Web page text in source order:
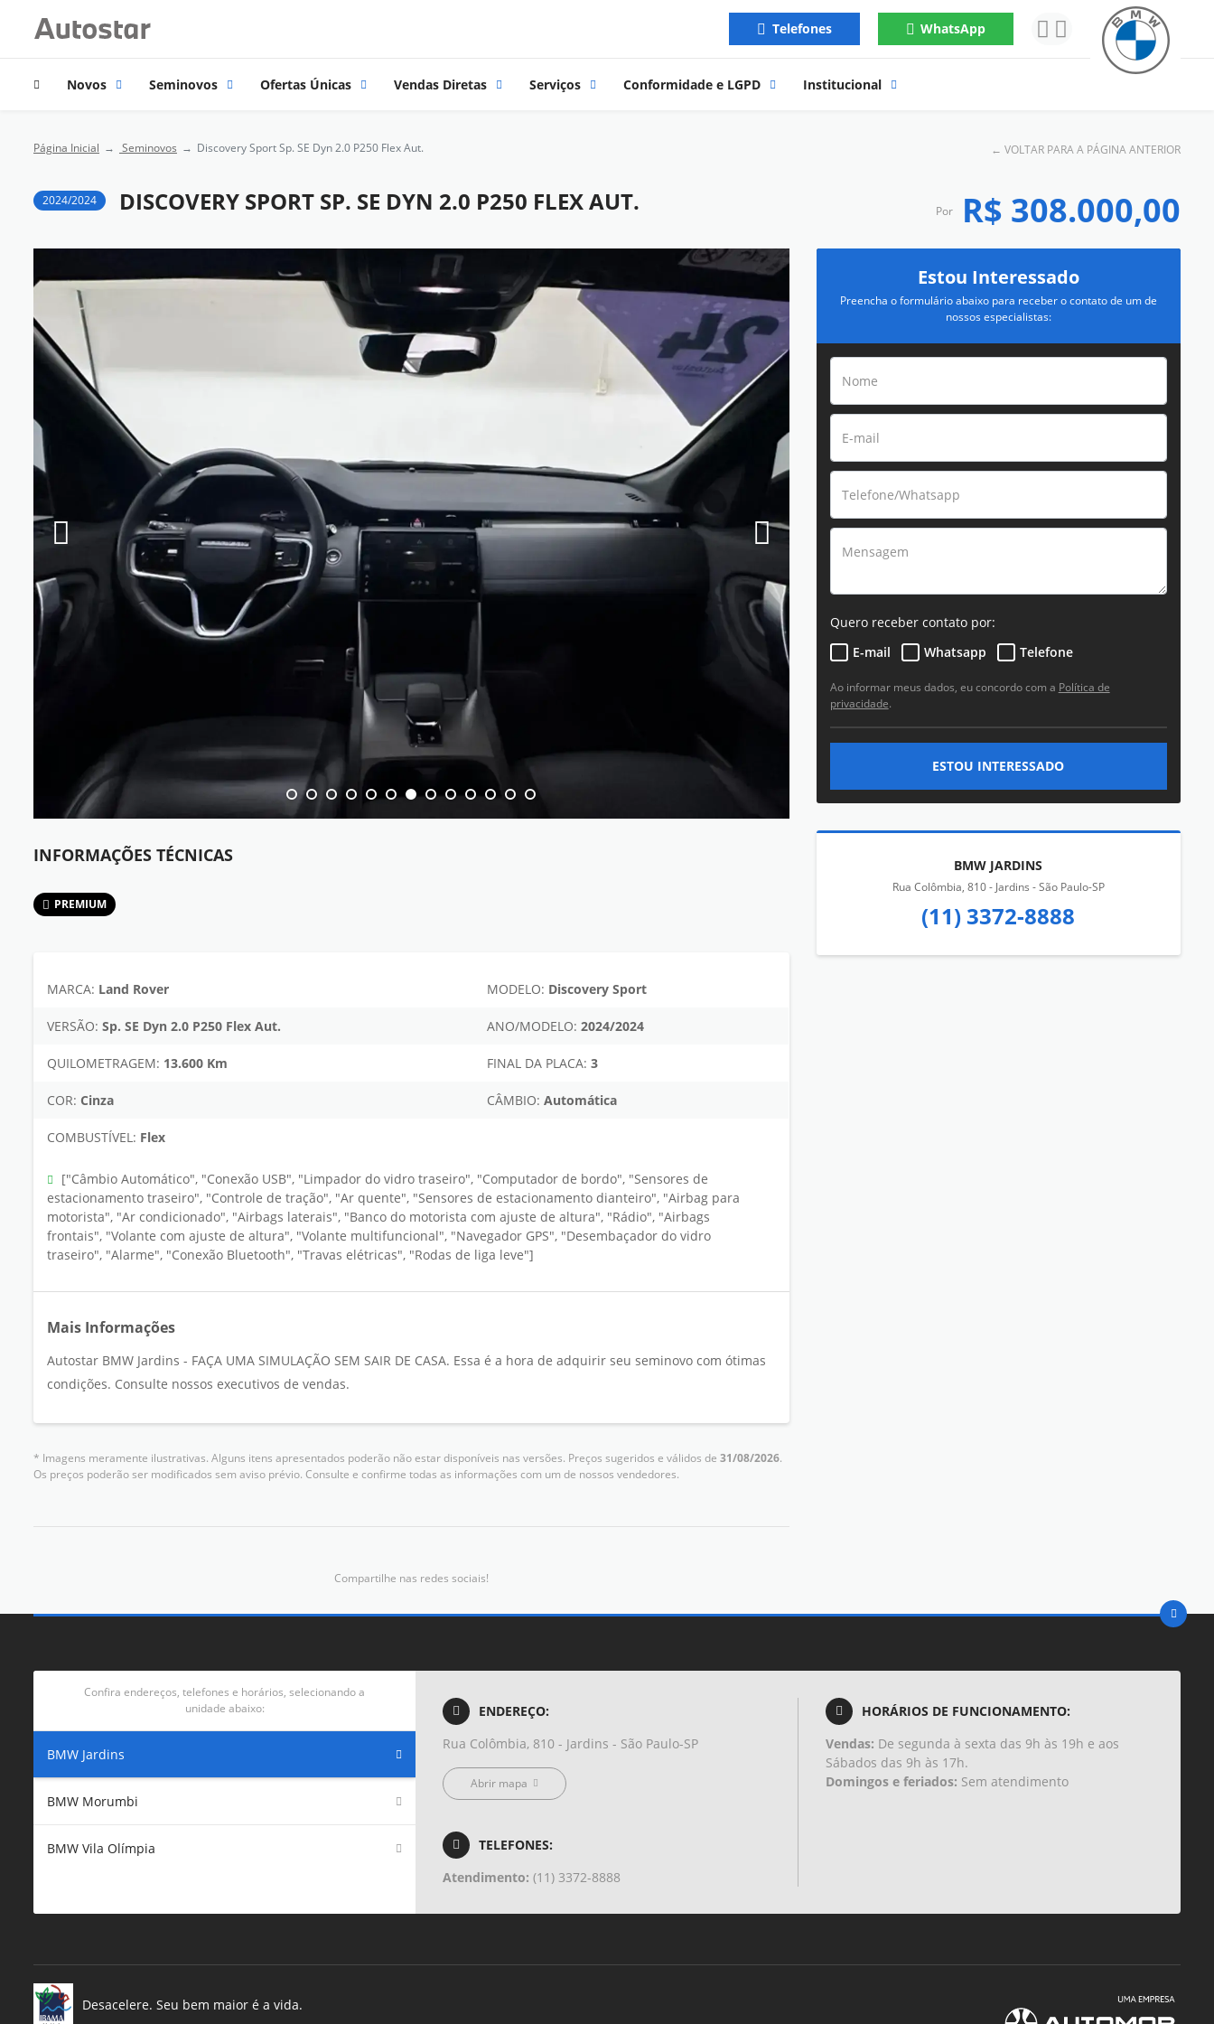
Telefones WhatsApp
Novos Seminovos Ofertas Únicas Vendas Diretas Serviços Conformidade e LGPD Institucional
Página Inicial Seminovos Discovery Sport Sp. SE Dyn 2.0 P250 Flex Aut. ← VOLTAR PARA A PÁGINA ANTERIOR
2024/2024 DISCOVERY SPORT SP. SE DYN 2.0 P250 FLEX AUT. Por R$ 308.000,00
INFORMAÇÕES TÉCNICAS
PREMIUM
MARCA: Land Rover MODELO: Discovery Sport
VERSÃO: Sp. SE Dyn 2.0 P250 Flex Aut. ANO/MODELO: 2024/2024
QUILOMETRAGEM: 13.600 Km FINAL DA PLACA: 3
COR: Cinza CÂMBIO: Automática
COMBUSTÍVEL: Flex
["Câmbio Automático", "Conexão USB", "Limpador do vidro traseiro", "Computador de bordo", "Sensores de
estacionamento traseiro", "Controle de tração", "Ar quente", "Sensores de estacionamento dianteiro", "Airbag para
motorista", "Ar condicionado", "Airbags laterais", "Banco do motorista com ajuste de altura", "Rádio", "Airbags
frontais", "Volante com ajuste de altura", "Volante multifuncional", "Navegador GPS", "Desembaçador do vidro
traseiro", "Alarme", "Conexão Bluetooth", "Travas elétricas", "Rodas de liga leve"]
Mais Informações
Autostar BMW Jardins - FAÇA UMA SIMULAÇÃO SEM SAIR DE CASA. Essa é a hora de adquirir seu seminovo com ótimas
condições. Consulte nossos executivos de vendas.
* Imagens meramente ilustrativas. Alguns itens apresentados poderão não estar disponíveis nas versões. Preços sugeridos e válidos de 31/08/2026.
Os preços poderão ser modificados sem aviso prévio. Consulte e confirme todas as informações com um de nossos vendedores.
Compartilhe nas redes sociais!
Estou Interessado
Preencha o formulário abaixo para receber o contato de um de
nossos especialistas:
Quero receber contato por:
E-mail
Whatsapp Telefone
Ao informar meus dados, eu concordo com a Política de
privacidade.
ESTOU INTERESSADO
BMW JARDINS
Rua Colômbia, 810 - Jardins - São Paulo-SP
(11) 3372-8888
Confira endereços, telefones e horários, selecionando a
unidade abaixo:
BMW Jardins
BMW Morumbi
BMW Vila Olímpia
ENDEREÇO:
Rua Colômbia, 810 - Jardins - São Paulo-SP
Abrir mapa
TELEFONES:
Atendimento:(11) 3372-8888
HORÁRIOS DE FUNCIONAMENTO:
Vendas: De segunda à sexta das 9h às 19h e aos
Sábados das 9h às 17h.
Domingos e feriados: Sem atendimento
Desacelere. Seu bem maior é a vida.